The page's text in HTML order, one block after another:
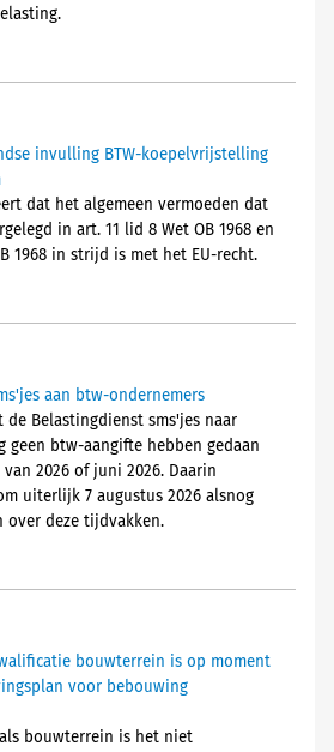
invulling BTW-koepelvrijstelling
dat het algemeen vermoeden dat
in art. 11 lid 8 Wet OB 1968 en
1968 in strijd is met het EU-recht.
aan btw-ondernemers
de Belastingdienst sms'jes naar
geen btw-aangifte hebben gedaan
2026 of juni 2026. Daarin
uiterlijk 7 augustus 2026 alsnog
over deze tijdvakken.
bouwterrein is op moment
voor bebouwing
bouwterrein is het niet